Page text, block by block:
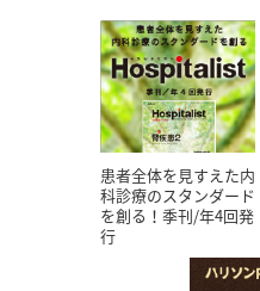
患者全体を見すえた内
科診療のスタンダード
を創る！季刊/年4回発
行